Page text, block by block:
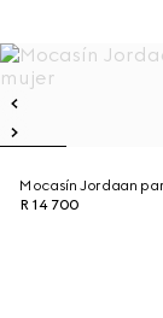
Mocasín Jordaan
R 14 700